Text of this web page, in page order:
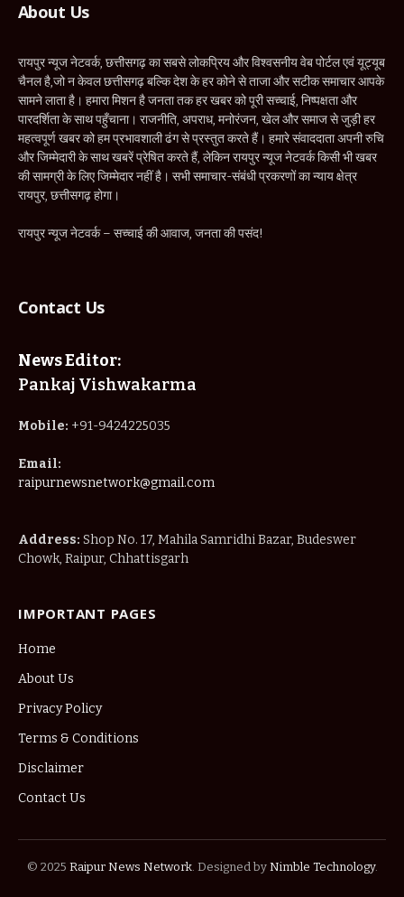
About Us
रायपुर न्यूज नेटवर्क, छत्तीसगढ़ का सबसे लोकप्रिय और विश्वसनीय वेब पोर्टल एवं यूट्यूब
चैनल है,जो न केवल छत्तीसगढ़ बल्कि देश के हर कोने से ताजा और सटीक समाचार आपके
सामने लाता है। हमारा मिशन है जनता तक हर खबर को पूरी सच्चाई, निष्पक्षता और
पारदर्शिता के साथ पहुँचाना। राजनीति, अपराध, मनोरंजन, खेल और समाज से जुड़ी हर
महत्वपूर्ण खबर को हम प्रभावशाली ढंग से प्रस्तुत करते हैं। हमारे संवाददाता अपनी रुचि
और जिम्मेदारी के साथ खबरें प्रेषित करते हैं, लेकिन रायपुर न्यूज नेटवर्क किसी भी खबर
की सामग्री के लिए जिम्मेदार नहीं है। सभी समाचार-संबंधी प्रकरणों का न्याय क्षेत्र
रायपुर, छत्तीसगढ़ होगा।
रायपुर न्यूज नेटवर्क – सच्चाई की आवाज, जनता की पसंद!
Contact Us
News Editor:
Pankaj Vishwakarma
Mobile: +91-9424225035
Email:
raipurnewsnetwork@gmail.com
Address: Shop No. 17, Mahila Samridhi Bazar, Budeswer
Chowk, Raipur, Chhattisgarh
IMPORTANT PAGES
Home
About Us
Privacy Policy
Terms & Conditions
Disclaimer
Contact Us
© 2025 Raipur News Network. Designed by Nimble Technology.